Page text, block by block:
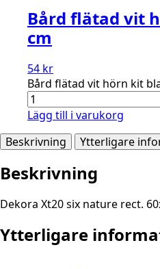
Bård flätad vit
cm
54 kr
Bård flätad vit hörn kit
Lägg till i varukorg
Beskrivning
Ytterligare
Beskrivning
Dekora Xt20 six nature rect.
Ytterligare